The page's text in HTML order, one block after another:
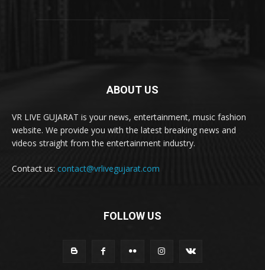
ABOUT US
VR LIVE GUJARAT is your news, entertainment, music fashion
website. We provide you with the latest breaking news and
videos straight from the entertainment industry.
Contact us: contact@vrlivegujarat.com
FOLLOW US